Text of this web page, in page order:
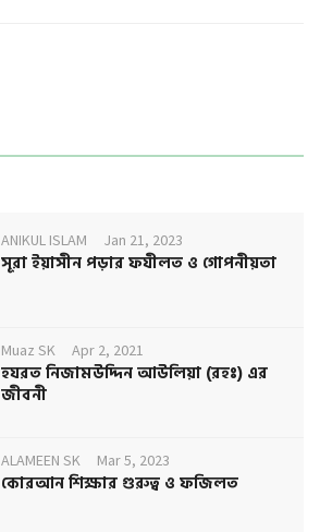
ANIKUL ISLAM Jan 21, 2023
সূরা ইয়াসীন পড়ার ফযীলত ও গোপনীয়তা
Muaz SK Apr 2, 2021
হযরত নিজামউদ্দিন আউলিয়া (রহঃ) এর
জীবনী
ALAMEEN SK Mar 5, 2023
কোরআন শিক্ষার গুরুত্ব ও ফজিলত